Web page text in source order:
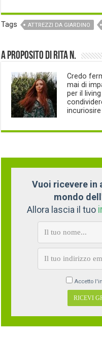
Tags ATTREZZI DA GIARDINO
A proposito di Rita N.
Credo
mai di
per il
incuriosire
Vuoi ricevere in
mondo
Allora lascia il tuo
Accetto